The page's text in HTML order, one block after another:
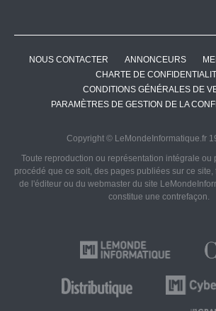
NOUS CONTACTER ANNONCEURS
CHARTE DE
CONDITIONS GÉNÉRALES DE
PARAMÈTRES DE GESTION DE LA
Copyright © LeMondeInformatique.fr
Toute reproduction ou représentation intégrale ou
procédé que ce soit, des pages publiées sur ce
de l'éditeur ou du webmaster du site
constitue une contrefaçon.